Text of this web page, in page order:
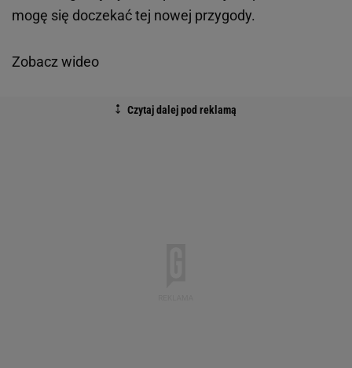
mogę się doczekać tej nowej przygody.
Zobacz wideo